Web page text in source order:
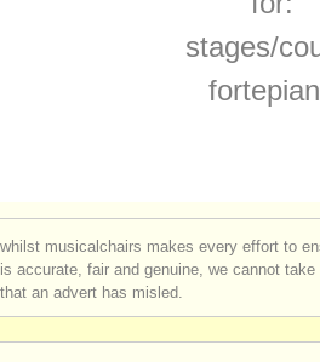
instruments volés
conservatoires
orchestres de jeunes
cours: piano
(11)
concours de piano (69)
stages/
whilst musicalchairs makes every effort to
is accurate, fair and genuine, we cannot
that an advert has misled.